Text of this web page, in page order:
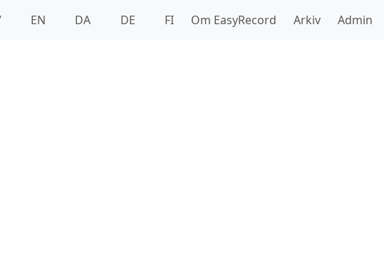
EN DA DE FI Om EasyRecord Arkiv Admin